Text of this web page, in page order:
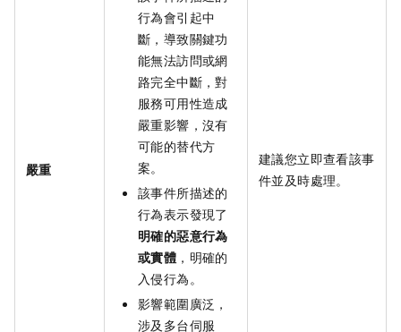
嚴重
行為會引起中
斷，導致關鍵功
能無法訪問或網
路完全中斷，對
服務可用性造成
嚴重影響，沒有
可能的替代方
案。
該事件所描述的
行為表示發現了
明確的惡意行為
或實體 ，明確的
入侵行為。
影響範圍廣泛，
涉及多台伺服
建議您立即查看該事
件並及時處理。